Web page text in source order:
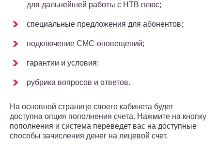
для дальнейшей работы с НТВ плюс;
специальные предложения для абонентов;
подключение СМС-оповещений;
гарантии и условия;
рубрика вопросов и ответов.
На основной странице своего кабинета будет
доступна опция пополнения счета. Нажмите на кнопку
пополнения и система переведет вас на доступные
способы зачисления денег на лицевой счет.